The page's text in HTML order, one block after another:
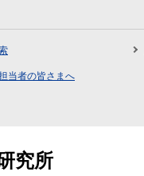
当者の皆さまへ
究所